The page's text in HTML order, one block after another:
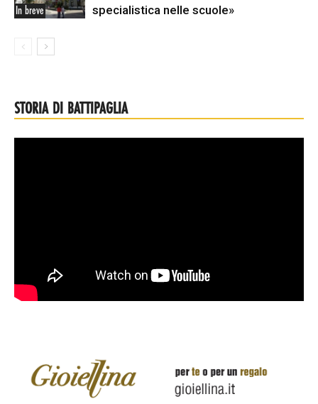
In breve
specialistica nelle scuole»
STORIA DI BATTIPAGLIA